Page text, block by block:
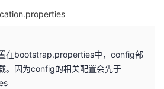
在bootstrap.properties中，config部
。因为config的相关配置会先于